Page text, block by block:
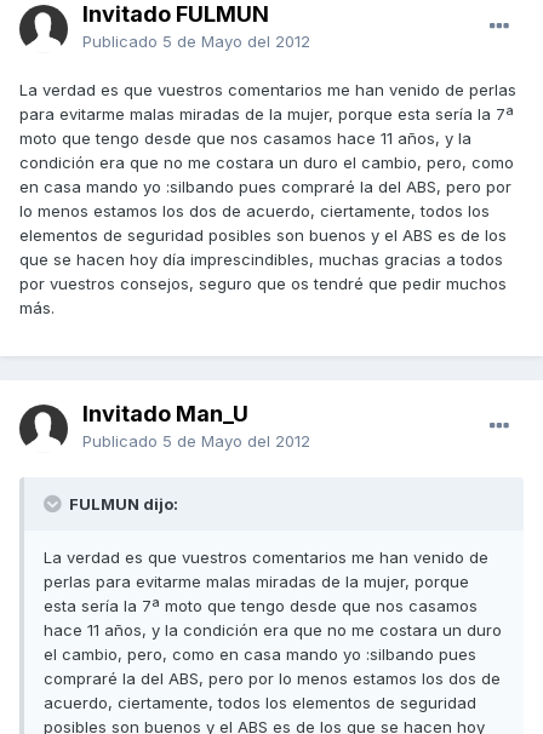
Invitado FULMUN
Publicado 5 de Mayo del 2012
La verdad es que vuestros comentarios me han venido de perlas
para evitarme malas miradas de la mujer, porque esta sería la 7ª
moto que tengo desde que nos casamos hace 11 años, y la
condición era que no me costara un duro el cambio, pero, como
en casa mando yo :silbando pues compraré la del ABS, pero por
lo menos estamos los dos de acuerdo, ciertamente, todos los
elementos de seguridad posibles son buenos y el ABS es de los
que se hacen hoy día imprescindibles, muchas gracias a todos
por vuestros consejos, seguro que os tendré que pedir muchos
más.
Invitado Man_U
Publicado 5 de Mayo del 2012
FULMUN dijo:
La verdad es que vuestros comentarios me han venido de
perlas para evitarme malas miradas de la mujer, porque
esta sería la 7ª moto que tengo desde que nos casamos
hace 11 años, y la condición era que no me costara un duro
el cambio, pero, como en casa mando yo :silbando pues
compraré la del ABS, pero por lo menos estamos los dos de
acuerdo, ciertamente, todos los elementos de seguridad
posibles son buenos y el ABS es de los que se hacen hoy